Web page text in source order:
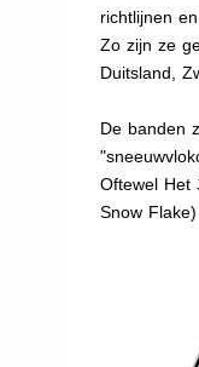
richtlijnen
Zo zijn ze
Duitsland,
De banden
Oftewel Het
Snow Flake)